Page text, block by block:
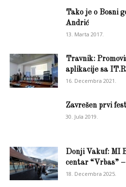
Tako je o Bosni
Andrić
13. Marta 2017.
Travnik:
aplikacije sa
16. Decembra 2021.
Zavrešen prvi
30. Jula 2019.
Donji Vakuf: MI
centar “Vrbas”
18. Decembra 2025.